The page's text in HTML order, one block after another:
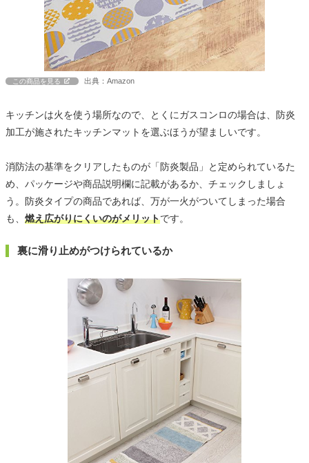
この商品を見る 出典：Amazon
キッチンは火を使う場所なので、とくにガスコンロの場合は、防炎
加工が施されたキッチンマットを選ぶほうが望ましいです。
消防法の基準をクリアしたものが「防炎製品」と定められているた
め、パッケージや商品説明欄に記載があるか、チェックしましょ
う。防炎タイプの商品であれば、万が一火がついてしまった場合
も、 燃え広がりにくいのがメリットです。
裏に滑り止めがつけられているか